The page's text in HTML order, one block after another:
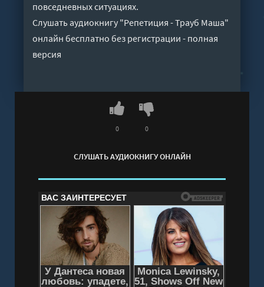
повседневных ситуациях.
Слушать аудиокнигу "Репетиция - Трауб Маша"
онлайн бесплатно без регистрации - полная
версия
СЛУШАТЬ АУДИОКНИГУ ОНЛАЙН
0 0